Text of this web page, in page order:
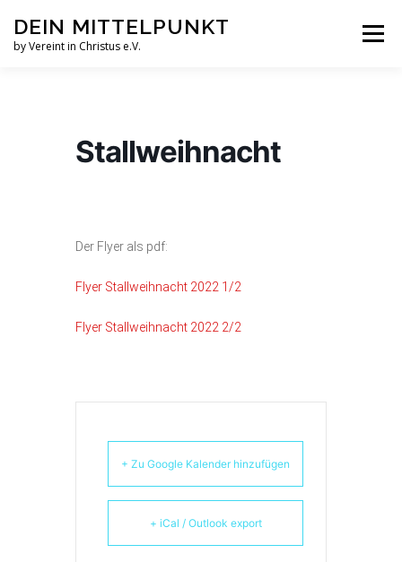
Inhalt
springen
DEIN MITTELPUNKT
by Vereint in Christus e.V.
Menü
Stallweihnacht
Der Flyer als pdf:
Flyer Stallweihnacht 2022 1/2
Flyer Stallweihnacht 2022 2/2
+ Zu Google Kalender hinzufügen
+ iCal / Outlook export